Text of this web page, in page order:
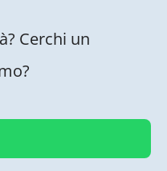
Cerchi un